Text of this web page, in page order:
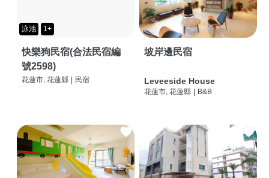
泳池 1+
快樂狗民宿(合法民宿編
號2598)
花蓮市, 花蓮縣 民宿
坡岸邊民宿
Leveeside House
花蓮市, 花蓮縣 B&B